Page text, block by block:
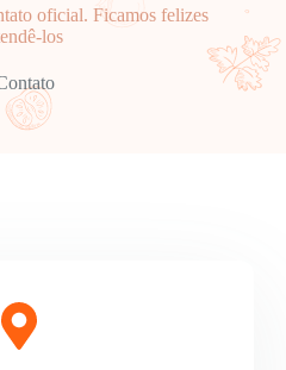
oficial. Ficamos felizes
los